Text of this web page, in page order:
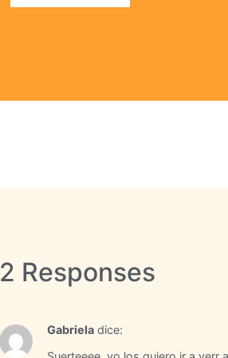
2 Responses
Gabriela dice: